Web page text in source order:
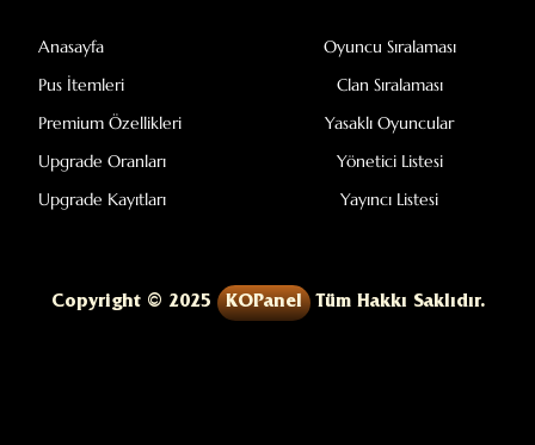
Anasayfa
Pus İtemleri
Premium Özellikleri
Upgrade Oranları
Upgrade Kayıtları
Oyuncu Sıralaması
Clan Sıralaması
Yasaklı Oyuncular
Yönetici Listesi
Yayıncı Listesi
Copyright © 2025 KOPanel Tüm Hakkı Saklıdır.